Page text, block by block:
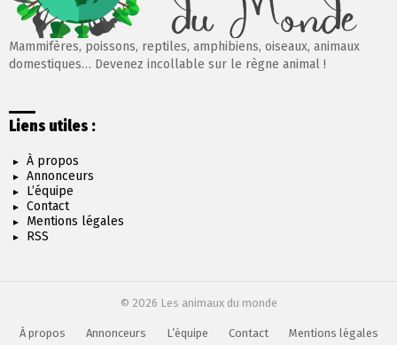
Mammifères, poissons, reptiles, amphibiens, oiseaux, animaux
domestiques… Devenez incollable sur le règne animal !
Liens utiles :
À propos
Annonceurs
L’équipe
Contact
Mentions légales
RSS
© 2026 Les animaux du monde
À propos Annonceurs L’équipe Contact
Mentions légales